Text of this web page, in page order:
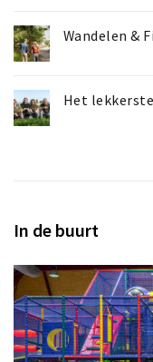
Wandelen &
Het
In de buurt